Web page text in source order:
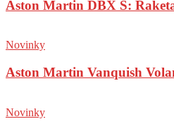
Aston Martin DBX S:
Novinky
Aston Martin Vanquish
Novinky